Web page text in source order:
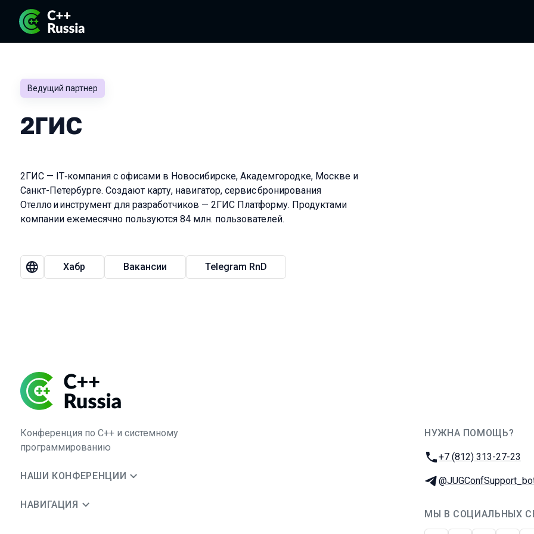
Ведущий партнер
2ГИС
2ГИС — IT‑компания с офисами в Новосибирске, Академгородке, Москве и
Санкт-Петербурге. Создают карту, навигатор, сервис бронирования
Отелло и инструмент для разработчиков — 2ГИС Платформу. Продуктами
компании ежемесячно пользуются 84 млн. пользователей.
Хабр Вакансии Telegram RnD
Конференция по C++ и системному
программированию
НАШИ КОНФЕРЕНЦИИ
НАВИГАЦИЯ
НУЖНА ПОМОЩЬ?
Телефон:
+7 (812) 313-27-23
Телеграм:
МЫ В СОЦИАЛЬНЫХ